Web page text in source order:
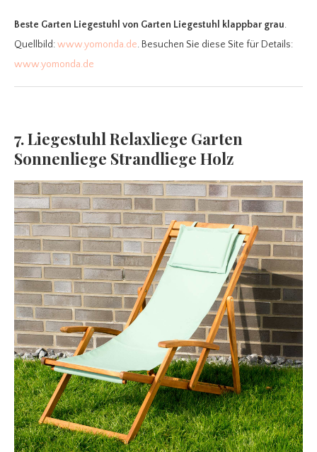
Beste Garten Liegestuhl von Garten Liegestuhl klappbar grau.
Quellbild:www.yomonda.de. Besuchen Sie diese Site für Details:
www.yomonda.de
7. Liegestuhl Relaxliege Garten
Sonnenliege Strandliege Holz